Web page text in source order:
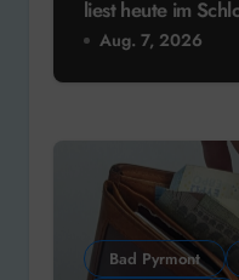
liest heute im
Aug. 7, 2026
Bad Pyrmont